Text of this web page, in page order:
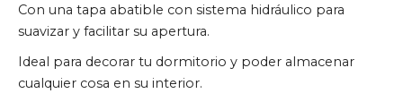
Con una tapa abatible con sistema hidráulico para
suavizar y facilitar su apertura.
Ideal para decorar tu dormitorio y poder almacenar
cualquier cosa en su interior.